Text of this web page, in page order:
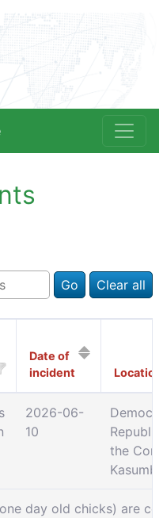
Go Clear all
Date of
incident
Location
2026-06-
10
the
day old chicks) are